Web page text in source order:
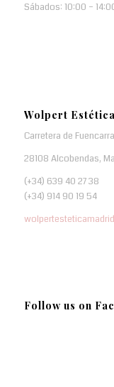
Sábados: 10:00 –
Wolpert Estética
Carretera de
28108 Alcobendas,
(+34) 639 40 27 38
(+34) 914 90 19 54
Follow us on